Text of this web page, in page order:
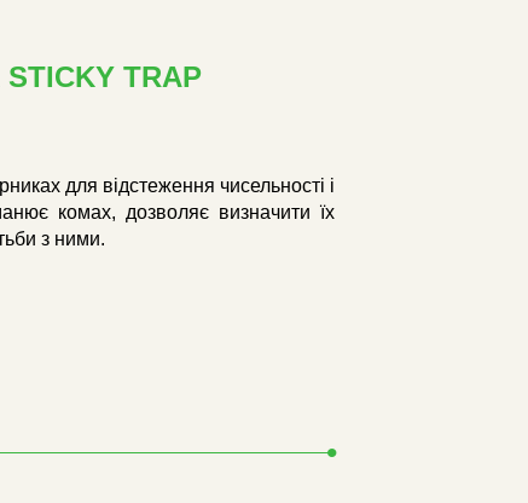
TRAP
для відстеження чисельності і
комах, дозволяє визначити їх
з ними.